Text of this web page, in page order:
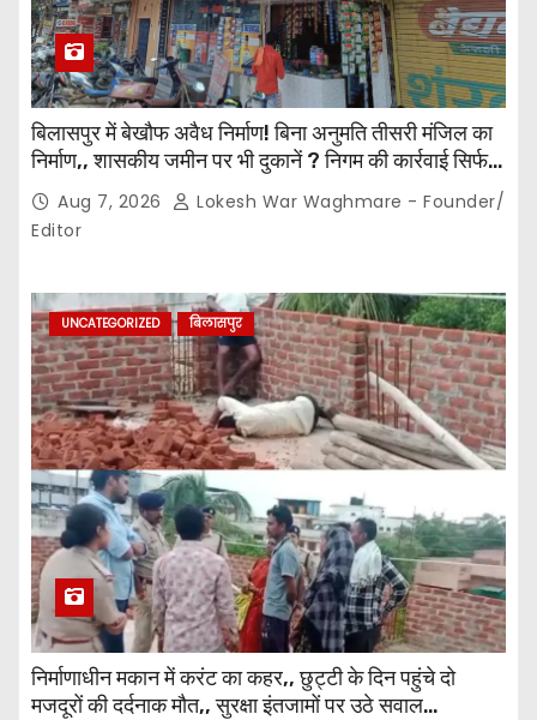
बिलासपुर में बेखौफ अवैध निर्माण! बिना अनुमति तीसरी मंजिल का
निर्माण,, शासकीय जमीन पर भी दुकानें ? निगम की कार्रवाई सिर्फ
नोटिस तक सीमित? मुख्य मार्ग पर नियमों की खुलेआम अनदेखी,
जिम्मेदार अधिकारियों की कार्यप्रणाली पर उठे सवाल…
Aug 7, 2026
Lokesh War Waghmare - Founder/
Editor
UNCATEGORIZED बिलासपुर
निर्माणाधीन मकान में करंट का कहर,, छुट्टी के दिन पहुंचे दो
मजदूरों की दर्दनाक मौत,, सुरक्षा इंतजामों पर उठे सवाल…